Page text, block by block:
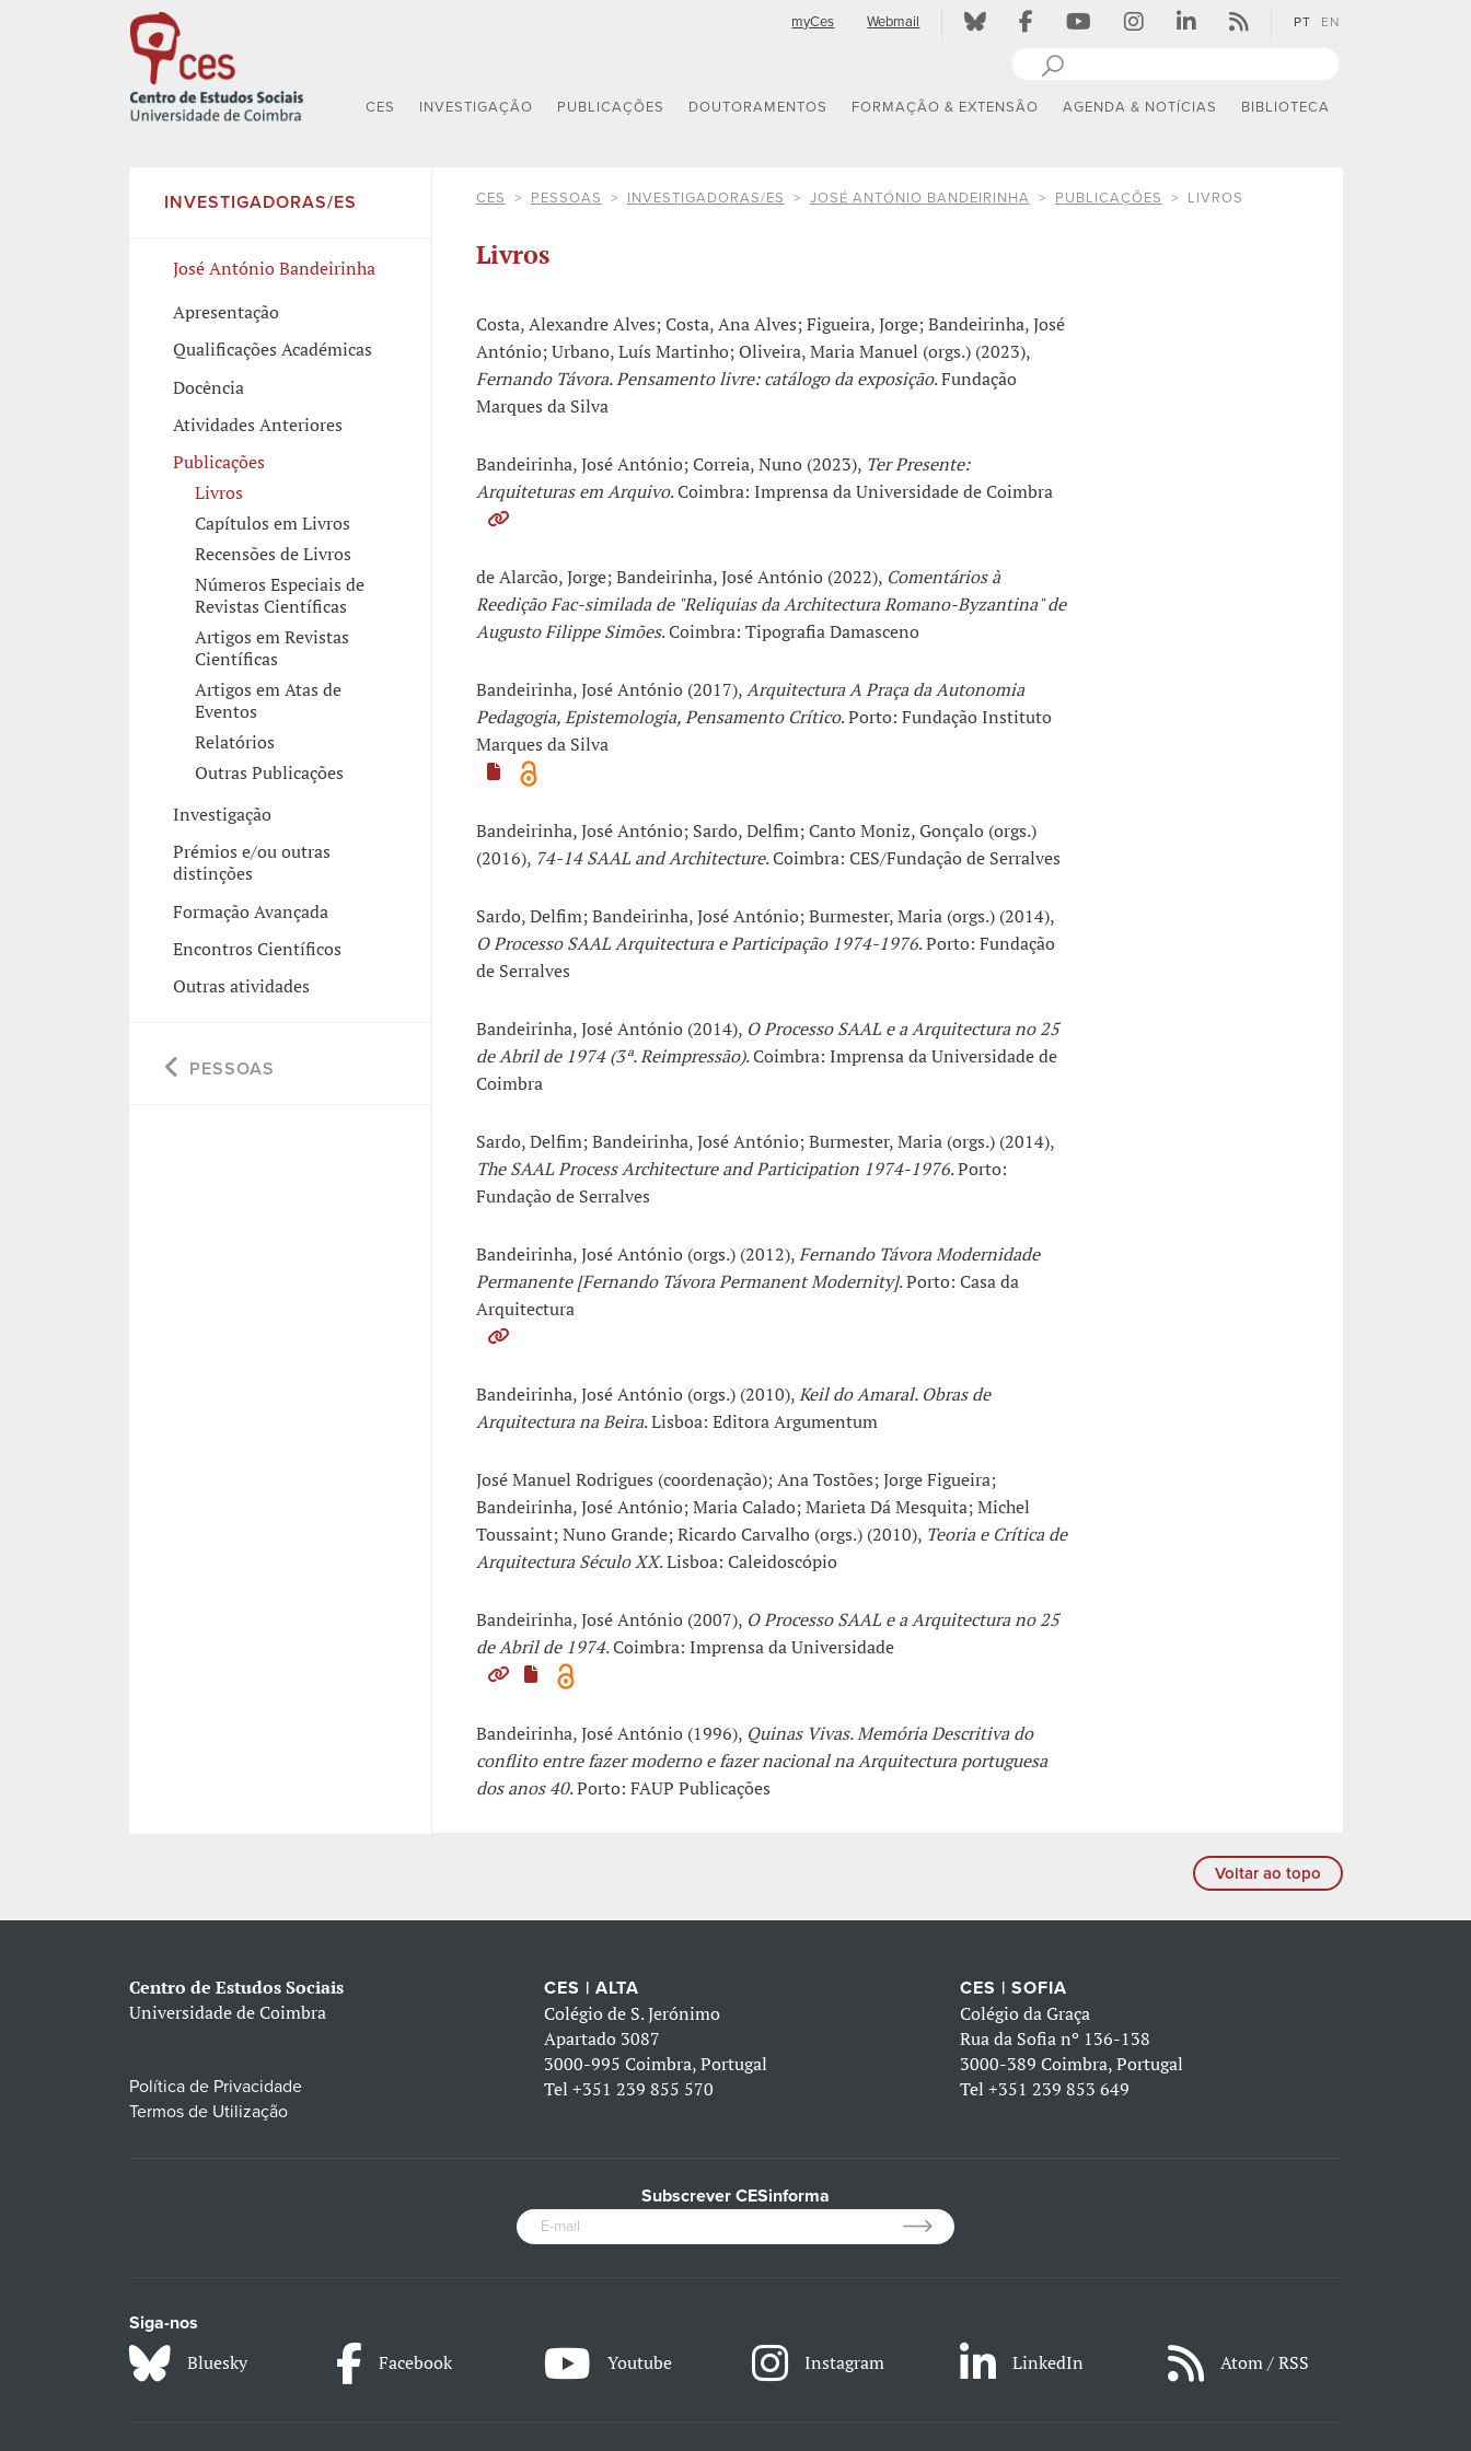
myCes Webmail PT EN
CES INVESTIGAÇÃO PUBLICAÇÕES DOUTORAMENTOS FORMAÇÃO & EXTENSÃO AGENDA & NOTÍCIAS BIBLIOTECA
INVESTIGADORAS/ES
José António Bandeirinha
Apresentação
Qualificações Académicas
Docência
Atividades Anteriores
Publicações
Livros
Capítulos em Livros
Recensões de Livros
Números Especiais de
Revistas Científicas
Artigos em Revistas
Científicas
Artigos em Atas de
Eventos
Relatórios
Outras Publicações
Investigação
Prémios e/ou outras
distinções
Formação Avançada
Encontros Científicos
Outras atividades
PESSOAS
CES PESSOAS INVESTIGADORAS/ES JOSÉ ANTÓNIO BANDEIRINHA PUBLICAÇÕES LIVROS
Livros
Costa, Alexandre Alves; Costa, Ana Alves; Figueira, Jorge; Bandeirinha, José
António; Urbano, Luís Martinho; Oliveira, Maria Manuel (orgs.) (2023),
Fernando Távora. Pensamento livre: catálogo da exposição. Fundação
Marques da Silva
Bandeirinha, José António; Correia, Nuno (2023), Ter Presente:
Arquiteturas em Arquivo. Coimbra: Imprensa da Universidade de Coimbra
de Alarcão, Jorge; Bandeirinha, José António (2022), Comentários à
Reedição Fac-similada de "Reliquias da Architectura Romano-Byzantina" de
Augusto Filippe Simões. Coimbra: Tipografia Damasceno
Bandeirinha, José António (2017),Arquitectura A Praça da Autonomia
Pedagogia, Epistemologia, Pensamento Crítico. Porto: Fundação Instituto
Marques da Silva
Bandeirinha, José António; Sardo, Delfim; Canto Moniz, Gonçalo (orgs.)
(2016), 74-14 SAAL and Architecture. Coimbra: CES/Fundação de Serralves
Sardo, Delfim; Bandeirinha, José António; Burmester, Maria (orgs.) (2014),
O Processo SAAL Arquitectura e Participação 1974-1976. Porto: Fundação
de Serralves
Bandeirinha, José António (2014), O Processo SAAL e a Arquitectura no 25
de Abril de 1974 (3ª. Reimpressão). Coimbra: Imprensa da Universidade de
Coimbra
Sardo, Delfim; Bandeirinha, José António; Burmester, Maria (orgs.) (2014),
The SAAL Process Architecture and Participation 1974-1976. Porto:
Fundação de Serralves
Bandeirinha, José António (orgs.) (2012),Fernando Távora Modernidade
Permanente [Fernando Távora Permanent Modernity]. Porto: Casa da
Arquitectura
Bandeirinha, José António (orgs.) (2010),Keil do Amaral. Obras de
Arquitectura na Beira. Lisboa: Editora Argumentum
José Manuel Rodrigues (coordenação); Ana Tostões; Jorge Figueira;
Bandeirinha, José António; Maria Calado; Marieta Dá Mesquita; Michel
Toussaint; Nuno Grande; Ricardo Carvalho (orgs.) (2010), Teoria e Crítica de
Arquitectura Século XX. Lisboa: Caleidoscópio
Bandeirinha, José António (2007), O Processo SAAL e a Arquitectura no 25
de Abril de 1974. Coimbra: Imprensa da Universidade
Bandeirinha, José António (1996), Quinas Vivas. Memória Descritiva do
conflito entre fazer moderno e fazer nacional na Arquitectura portuguesa
dos anos 40. Porto: FAUP Publicações
Voltar ao topo
Centro de Estudos Sociais
Universidade de Coimbra
Política de Privacidade
Termos de Utilização
CES | ALTA
Colégio de S. Jerónimo
Apartado 3087
3000-995 Coimbra, Portugal
Tel+351 239 855 570
CES | SOFIA
Colégio da Graça
Rua da Sofia nº 136-138
3000-389 Coimbra, Portugal
Tel +351 239 853 649
Subscrever CESinforma
Siga-nos
Bluesky Facebook Youtube Instagram LinkedIn Atom / RSS